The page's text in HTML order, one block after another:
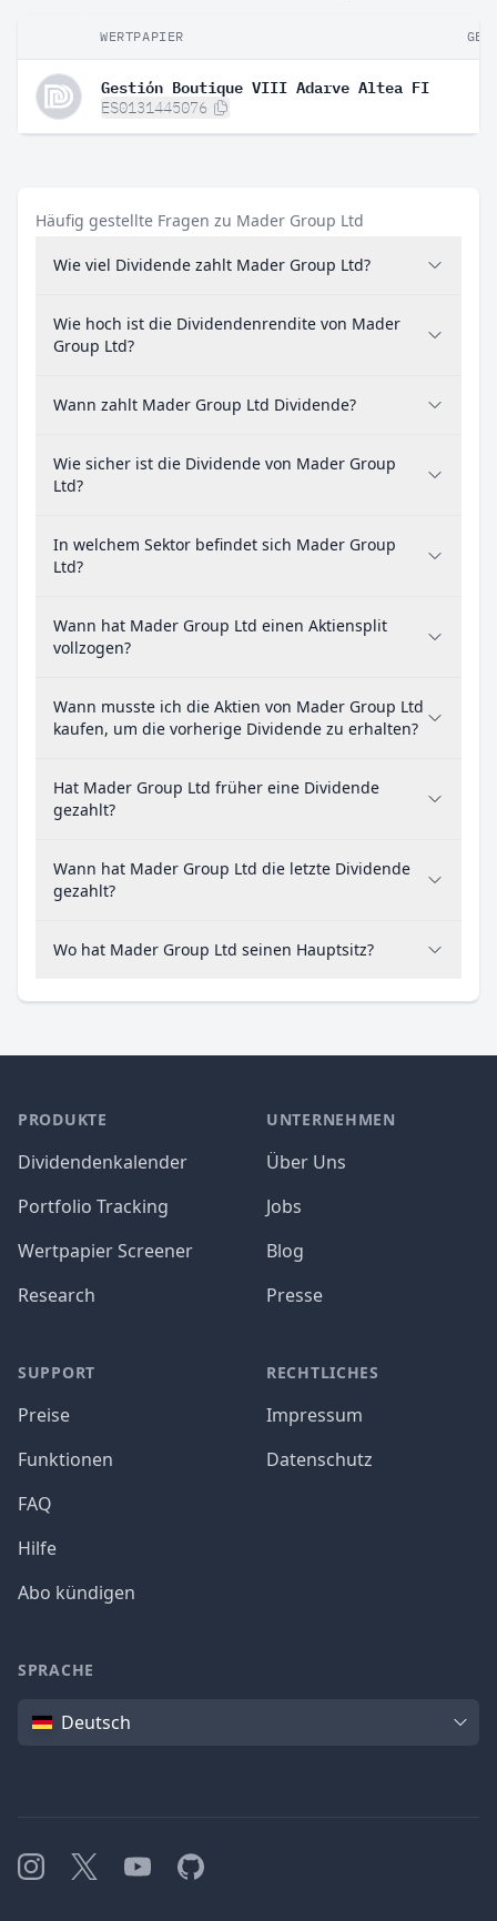
WERTPAPIER
Gestión Boutique VIII Adarve Altea FI
ES0131445076
Häufig gestellte Fragen zu Mader Group Ltd
Wie viel Dividende zahlt Mader Group Ltd?
Wie hoch ist die Dividendenrendite von Mader
Group Ltd?
Wann zahlt Mader Group Ltd Dividende?
Wie sicher ist die Dividende von Mader Group
Ltd?
In welchem Sektor befindet sich Mader Group
Ltd?
Wann hat Mader Group Ltd einen Aktiensplit
vollzogen?
Wann musste ich die Aktien von Mader Group Ltd
kaufen, um die vorherige Dividende zu erhalten?
Hat Mader Group Ltd früher eine Dividende
gezahlt?
Wann hat Mader Group Ltd die letzte Dividende
gezahlt?
Wo hat Mader Group Ltd seinen Hauptsitz?
PRODUKTE
Dividendenkalender
Portfolio Tracking
Wertpapier Screener
Research
SUPPORT
Preise
Funktionen
FAQ
Hilfe
Abo kündigen
UNTERNEHMEN
Über Uns
Jobs
Blog
Presse
RECHTLICHES
Impressum
Datenschutz
SPRACHE
SpracheDeutsch
Instagram
X YouTubeGitHub